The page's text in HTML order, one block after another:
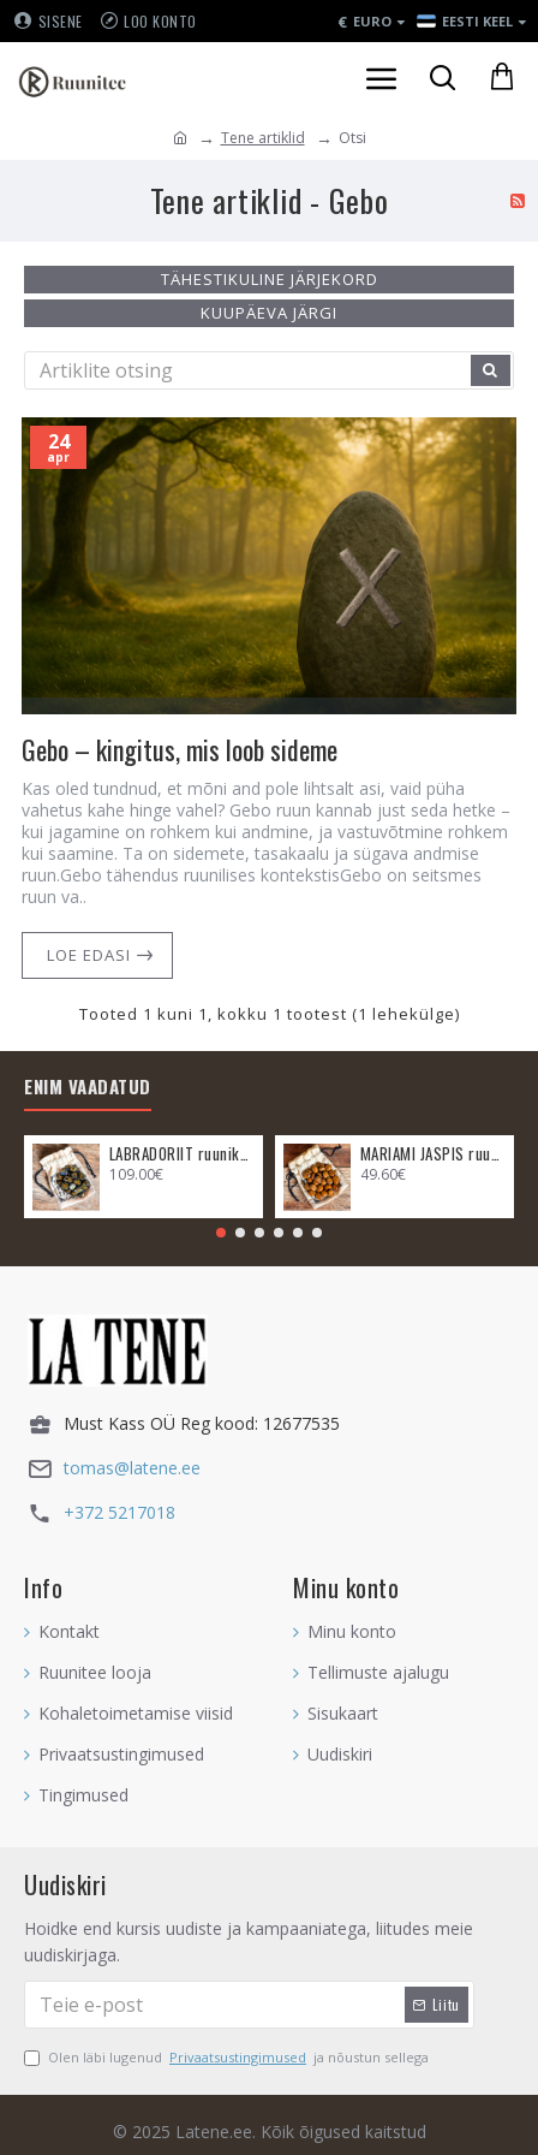
SISENE LOO KONTO € EURO EESTI KEEL
Tene artiklid Otsi
Tene artiklid - Gebo
TÄHESTIKULINE JÄRJEKORD
KUUPÄEVA JÄRGI
24
apr
Gebo – kingitus, mis loob sideme
Kas oled tundnud, et mõni and pole lihtsalt asi, vaid püha
vahetus kahe hinge vahel? Gebo ruun kannab just seda hetke –
kui jagamine on rohkem kui andmine, ja vastuvõtmine rohkem
kui saamine. Ta on sidemete, tasakaalu ja sügava andmise
ruun.Gebo tähendus ruunilises kontekstisGebo on seitsmes
ruun va..
LOE EDASI
Tooted 1 kuni 1, kokku 1 tootest (1 lehekülge)
ENIM VAADATUD
109.00€ 49.60€
Must Kass OÜ Reg kood: 12677535
tomas@latene.ee
+372 5217018
Info
Kontakt
Ruunitee looja
Kohaletoimetamise viisid
Privaatsustingimused
Tingimused
Minu konto
Minu konto
Tellimuste ajalugu
Sisukaart
Uudiskiri
Uudiskiri
Hoidke end kursis uudiste ja kampaaniatega, liitudes meie
uudiskirjaga.
Liitu
Olen läbi lugenud Privaatsustingimused ja nõustun sellega
© 2025 Latene.ee. Kõik õigused kaitstud